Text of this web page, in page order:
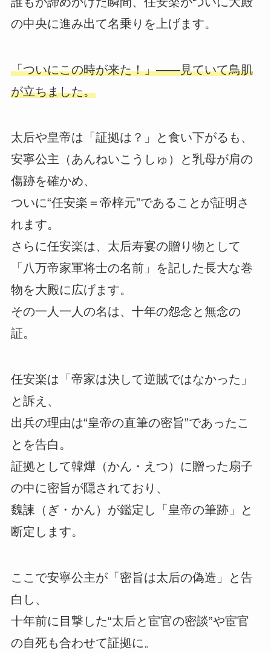
の中央に進み出て名乗りを上げます。
「ついにこの時が来た！」――見ていて鳥肌
が立ちました。
太后や皇帝は「証拠は？」と食い下がるも、
安寧公主（あんねいこうしゅ）と乳母が肩の
傷跡を確かめ、
ついに“任安楽＝帝梓元”であることが証明さ
れます。
さらに任安楽は、太后寿宴の贈り物として
「八万帝家軍将士の名前」を記した長大な巻
物を大殿に広げます。
その一人一人の名は、十年の怨念と無念の
証。
任安楽は「帝家は決して逆賊ではなかった」
と訴え、
出兵の理由は“皇帝の直筆の密旨”であったこ
とを告白。
証拠として韓燁（かん・えつ）に贈った扇子
の中に密旨が隠されており、
魏諫（ぎ・かん）が鑑定し「皇帝の筆跡」と
断定します。
ここで安寧公主が「密旨は太后の偽造」と告
白し、
十年前に目撃した“太后と宦官の密談”や宦官
の自死も合わせて証拠に。